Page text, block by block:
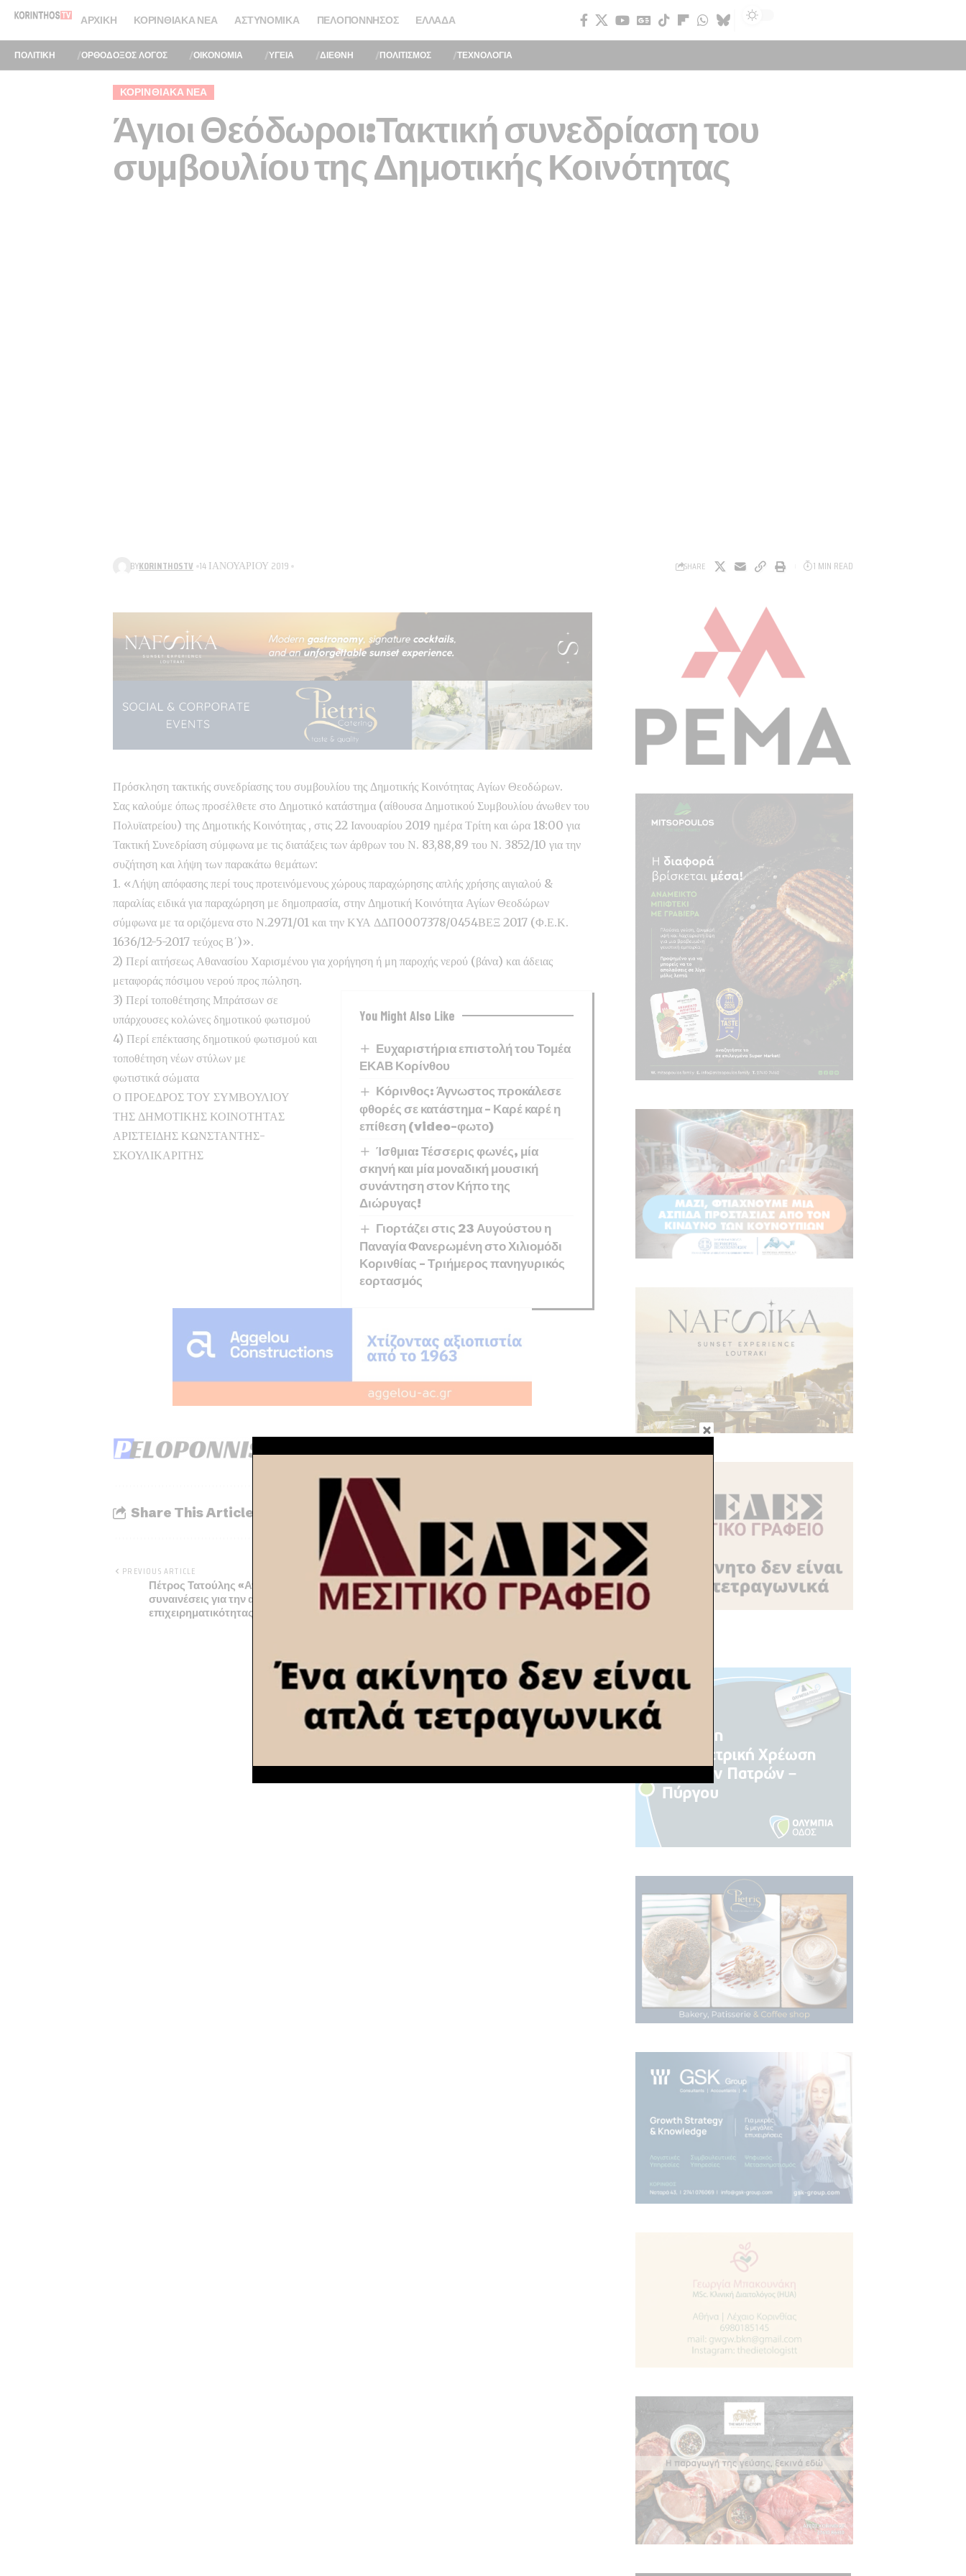
ΑΡΧΙΚΉ ΚΟΡΙΝΘΙΑΚΆ ΝΈΑ ΑΣΤΥΝΟΜΙΚΆ ΠΕΛΟΠΌΝΝΗΣΟΣ ΕΛΛΆΔΑ
ΠΟΛΙΤΙΚΗ ΟΡΘΟΔΟΞΟΣ ΛΟΓΟΣ ΟΙΚΟΝΟΜΙΑ ΥΓΕΙΑ ΔΙΕΘΝΗ ΠΟΛΙΤΙΣΜΟΣ ΤΕΧΝΟΛΟΓΙΑ
ΚΟΡΙΝΘΙΑΚΆ ΝΈΑ
Άγιοι Θεόδωροι:Τακτική συνεδρίαση του
συμβουλίου της Δημοτικής Κοινότητας
BYKORINTHOSTV 14 ΙΑΝΟΥΑΡΊΟΥ 2019 SHARE 1 MIN READ
Πρόσκληση τακτικής συνεδρίασης του συμβουλίου της Δημοτικής Κοινότητας Αγίων Θεοδώρων.
Σας καλούμε όπως προσέλθετε στο Δημοτικό κατάστημα (αίθουσα Δημοτικού Συμβουλίου άνωθεν του
Πολυϊατρείου) της Δημοτικής Κοινότητας , στις 22 Ιανουαρίου 2019 ημέρα Τρίτη και ώρα 18:00 για
Τακτική Συνεδρίαση σύμφωνα με τις διατάξεις των άρθρων του Ν. 83,88,89 του Ν. 3852/10 για την
συζήτηση και λήψη των παρακάτω θεμάτων:
1. «Λήψη απόφασης περί τους προτεινόμενους χώρους παραχώρησης απλής χρήσης αιγιαλού &
παραλίας ειδικά για παραχώρηση με δημοπρασία, στην Δημοτική Κοινότητα Αγίων Θεοδώρων
σύμφωνα με τα οριζόμενα στο Ν.2971/01 και την ΚΥΑ ΔΔΠ0007378/0454ΒΕΞ 2017 (Φ.Ε.Κ.
1636/12-5-2017 τεύχος Β΄)».
2) Περί αιτήσεως Αθανασίου Χαρισμένου για χορήγηση ή μη παροχής νερού (βάνα) και άδειας
μεταφοράς πόσιμου νερού προς πώληση.
You Might Also Like
Ευχαριστήρια επιστολή του Τομέα
ΕΚΑΒ Κορίνθου
Κόρινθος: Άγνωστος προκάλεσε
φθορές σε κατάστημα – Καρέ καρέ η
επίθεση (video-φωτο)
Ίσθμια: Τέσσερις φωνές, μία
σκηνή και μία μοναδική μουσική
συνάντηση στον Κήπο της
Διώρυγας!
Γιορτάζει στις 23 Αυγούστου η
Παναγία Φανερωμένη στο Χιλιομόδι
Κορινθίας – Τριήμερος πανηγυρικός
εορτασμός
3) Περί τοποθέτησης Μπράτσων σε
υπάρχουσες κολώνες δημοτικού φωτισμού
4) Περί επέκτασης δημοτικού φωτισμού και
τοποθέτηση νέων στύλων με
φωτιστικά σώματα
Ο ΠΡΟΕΔΡΟΣ ΤΟΥ ΣΥΜΒΟΥΛΙΟΥ
ΤΗΣ ΔΗΜΟΤΙΚΗΣ ΚΟΙΝΟΤΗΤΑΣ
ΑΡΙΣΤΕΙΔΗΣ ΚΩΝΣΤΑΝΤΗΣ-
ΣΚΟΥΛΙΚΑΡΙΤΗΣ
Share This Article
PREVIOUS ARTICLE
Πέτρος Τατούλης «Αναγκαίες οι ευρείς
συναινέσεις για την ανάπτυξη της
επιχειρηματικότητας»
NEXT ARTICLE
Κόρινθος: Συλλέγουν υπογραφές για
διεξαγωγή δημοψηφίσματος ενάντια
στο «σύμφωνο των Πρεσπών» (φώτο)